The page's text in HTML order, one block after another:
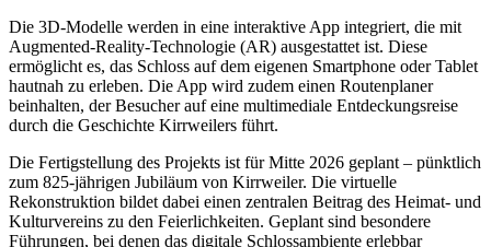
Die 3D-Modelle werden in eine interaktive App integriert, die mit
Augmented-Reality-Technologie (AR) ausgestattet ist. Diese
ermöglicht es, das Schloss auf dem eigenen Smartphone oder Tablet
hautnah zu erleben. Die App wird zudem einen Routenplaner
beinhalten, der Besucher auf eine multimediale Entdeckungsreise
durch die Geschichte Kirrweilers führt.
Die Fertigstellung des Projekts ist für Mitte 2026 geplant – pünktlich
zum 825-jährigen Jubiläum von Kirrweiler. Die virtuelle
Rekonstruktion bildet dabei einen zentralen Beitrag des Heimat- und
Kulturvereins zu den Feierlichkeiten. Geplant sind besondere
Führungen, bei denen das digitale Schlossambiente erlebbar